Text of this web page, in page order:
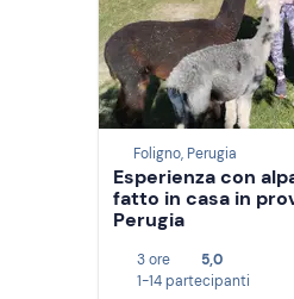
Foligno, Perugia
Esperienza con
fatto in casa in
Perugia
3 ore
5,0
1-14 partecipanti